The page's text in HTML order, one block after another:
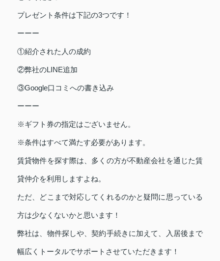
プレゼント条件は下記の3つです！
ーーー
①紹介された人の成約
②弊社のLINE追加
③Google口コミへの書き込み
ーーー
※ギフト券の指定はございません。
※条件はすべて満たす必要があります。
賃貸物件を探す際は、多くの方が不動産会社を通じた賃
貸仲介を利用しますよね。
ただ、どこまで対応してくれるのかと疑問に思っている
方は少なくないかと思います！
弊社は、物件探しや、契約手続きに加えて、入居後まで
幅広くトータルでサポートさせていただきます！